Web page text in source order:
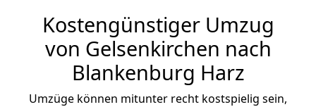
Kostengünstiger Umzug
von Gelsenkirchen nach
Blankenburg Harz
Umzüge können mitunter recht kostspielig sein,